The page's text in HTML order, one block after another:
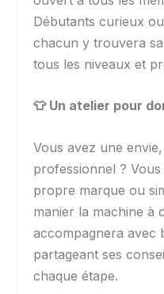
Débutants curieux
chacun y trouvera sa
tous les niveaux et
👕Un atelier pour
Vous avez une
professionnel ?
propre marque ou
manier la machine à
accompagnera avec
partageant ses
chaque étape.